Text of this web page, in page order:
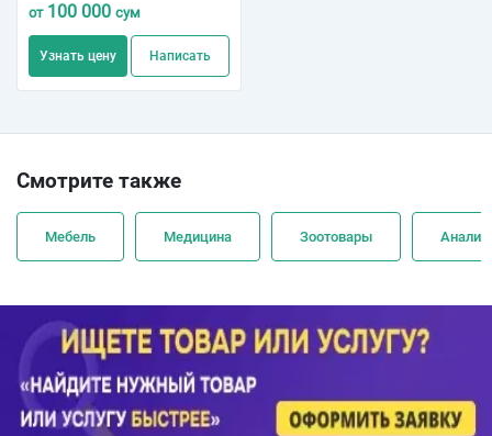
от100 000 сум
Узнать цену Написать
Смотрите также
Мебель Медицина Зоотовары